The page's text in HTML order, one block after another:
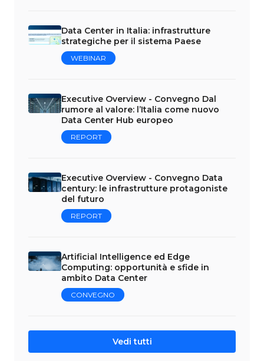
Data Center in Italia: infrastrutture
strategiche per il sistema Paese
WEBINAR
Executive Overview - Convegno Dal
rumore al valore: l’Italia come nuovo
Data Center Hub europeo
REPORT
Executive Overview - Convegno Data
century: le infrastrutture protagoniste
del futuro
REPORT
Artificial Intelligence ed Edge
Computing: opportunità e sfide in
ambito Data Center
CONVEGNO
Vedi tutti